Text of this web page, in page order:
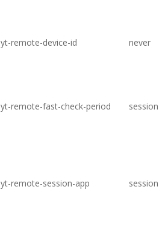
yt-remote-device-id never
yt-remote-fast-check-period session
yt-remote-session-app session